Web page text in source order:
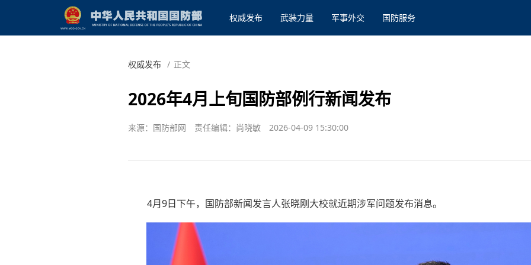
权威发布 武装力量 军事外交 国防服务
权威发布 / 正文
2026年4月上旬国防部例行新闻发布
来源：国防部网 责任编辑：尚晓敏 2026-04-09 15:30:00
4月9日下午，国防部新闻发言人张晓刚大校就近期涉军问题发布消息。